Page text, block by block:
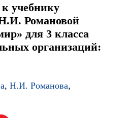
к учебнику
Романовой
для 3 класса
организаций:
, Н.И. Романова,